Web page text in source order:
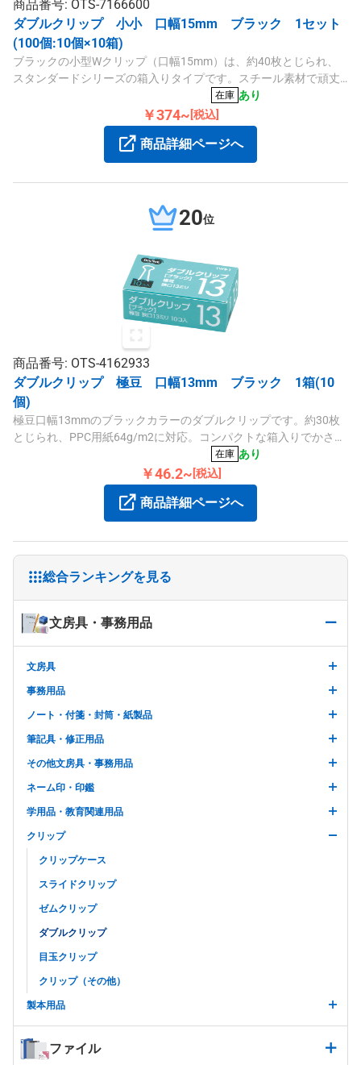
総合ランキングを見る
文房具・事務用品
文房具
事務用品
ノート・付箋・封筒・紙製品
筆記具・修正用品
その他文房具・事務用品
ネーム印・印鑑
学用品・教育関連用品
クリップ
クリップケース
スライドクリップ
ゼムクリップ
ダブルクリップ
目玉クリップ
クリップ（その他）
製本用品
ファイル
商品番号: OTS-7166600
ダブルクリップ 小小 口幅15mm ブラック 1セット
(100個:10個×10箱)
ブラックの小型Wクリップ（口幅15mm）は、約40枚とじられ、
スタンダードシリーズの箱入りタイプです。スチール素材で頑丈
で、袋よりかさばりません。10個入りのセット販売です。
在庫 あり
￥374~ [税込]
商品詳細ページへ
20位
商品番号: OTS-4162933
ダブルクリップ 極豆 口幅13mm ブラック 1箱(10
個)
極豆口幅13mmのブラックカラーのダブルクリップです。約30枚
とじられ、PPC用紙64g/m2に対応。コンパクトな箱入りでかさば
在庫 あり
￥46.2~ [税込]
商品詳細ページへ